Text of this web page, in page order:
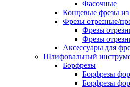
Фасочные
Концевые фрезы
Фрезы отрезные/
Фрезы
Фрезы
Аксессуары для
Шлифовальный
Борфрезы
Борфрезы
Борфрезы